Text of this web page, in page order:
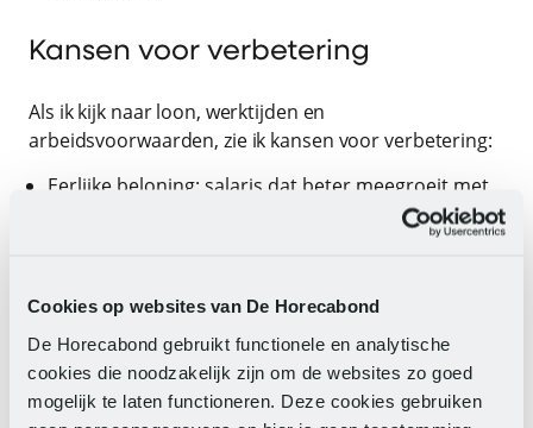
Cookies op websites van De Horecabond
De Horecabond gebruikt functionele en analytische
cookies die noodzakelijk zijn om de websites zo goed
mogelijk te laten functioneren. Deze cookies gebruiken
Kansen voor verbetering
Als ik kijk naar loon, werktijden en
arbeidsvoorwaarden, zie ik kansen voor verbetering:
Eerlijke beloning: salaris dat beter meegroeit met
Investeren in ontwikkeling: scholing en
doorgroeimogelijkheden zodat werken in de
recreatie aantrekkelijk blijft op de lange termijn.
Eerste resultaten van het cao-